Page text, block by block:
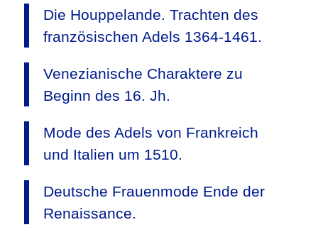
Die Houppelande. Trachten des
französischen Adels 1364-1461.
Venezianische Charaktere zu
Beginn des 16. Jh.
Mode des Adels von Frankreich
und Italien um 1510.
Deutsche Frauenmode Ende der
Renaissance.